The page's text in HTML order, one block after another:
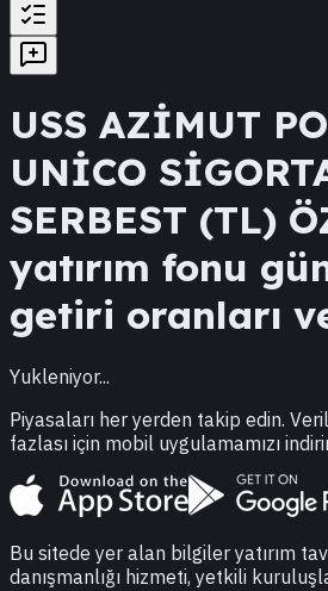
USS AZİMUT
UNİCO
SERBEST (TL)
yatırım fonu
getiri oranları
Yukleniyor...
Piyasaları her yerden takip edin.
fazlası için mobil uygulamamızı
Bu sitede yer alan bilgiler yatırım
danışmanlığı hizmeti, yetkili